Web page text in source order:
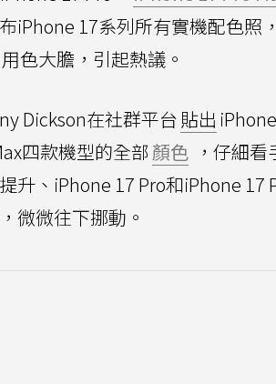
iPhone 17系列所有實機配色照，
色大膽，引起熱議。
Dickson在社群平台 貼出
四款機型的全部 顏色 ，仔細
升、iPhone 17 Pro和iPhone 17
微微往下挪動。